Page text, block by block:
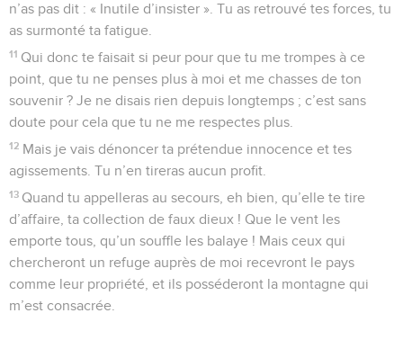
n’as pas dit : « Inutile d’insister ». Tu as retrouvé tes forces, tu
as surmonté ta fatigue.
11 Qui donc te faisait si peur pour que tu me trompes à ce
point, que tu ne penses plus à moi et me chasses de ton
souvenir ? Je ne disais rien depuis longtemps ; c’est sans
doute pour cela que tu ne me respectes plus.
12 Mais je vais dénoncer ta prétendue innocence et tes
agissements. Tu n’en tireras aucun profit.
13 Quand tu appelleras au secours, eh bien, qu’elle te tire
d’affaire, ta collection de faux dieux ! Que le vent les
emporte tous, qu’un souffle les balaye ! Mais ceux qui
chercheront un refuge auprès de moi recevront le pays
comme leur propriété, et ils posséderont la montagne qui
m’est consacrée.